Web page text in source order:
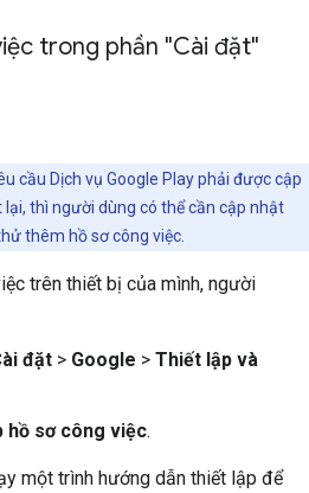
trong phần "Cài đặt"
cầu Dịch vụ Google Play phải được cập
thì người dùng có thể cần cập nhật
thêm hồ sơ công việc.
trên thiết bị của mình, người
đặt > Google > Thiết lập và
hồ sơ công việc.
một trình hướng dẫn thiết lập để